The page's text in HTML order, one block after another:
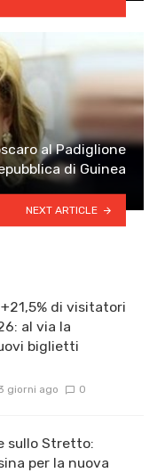
al Padiglione
di Guinea
NEXT ARTICLE
di visitatori
al via la
biglietti
giorni ago 0
sullo Stretto:
per la nuova